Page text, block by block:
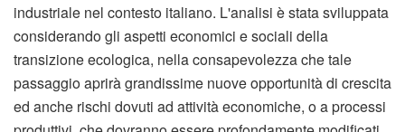
industriale nel contesto italiano. L'analisi è stata sviluppata
considerando gli aspetti economici e sociali della
transizione ecologica, nella consapevolezza che tale
passaggio aprirà grandissime nuove opportunità di crescita
ed anche rischi dovuti ad attività economiche, o a processi